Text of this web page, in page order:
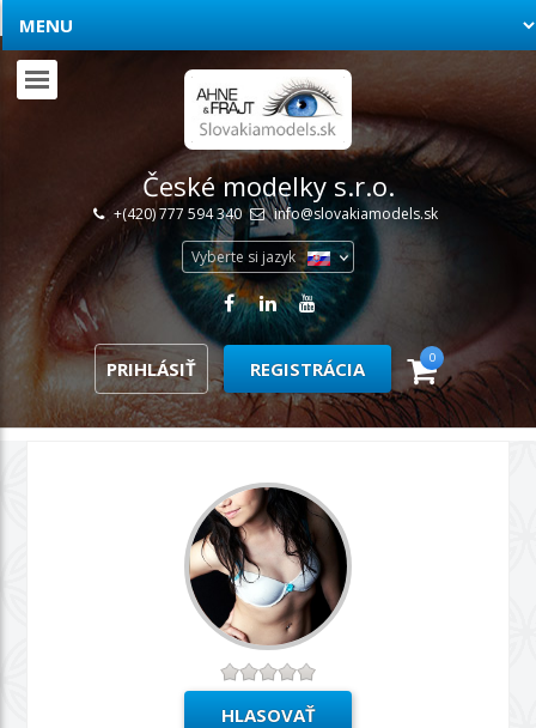
České modelky s.r.o.
+(420) 777 594 340 info@slovakiamodels.sk
Vyberte si jazyk
PRIHLÁSIŤ REGISTRÁCIA 0